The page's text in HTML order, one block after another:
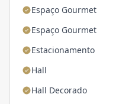
Espaço Gourmet
Espaço Gourmet
Estacionamento
Hall
Hall Decorado